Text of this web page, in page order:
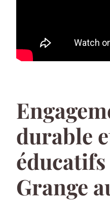
durable
éducatifs
Grange